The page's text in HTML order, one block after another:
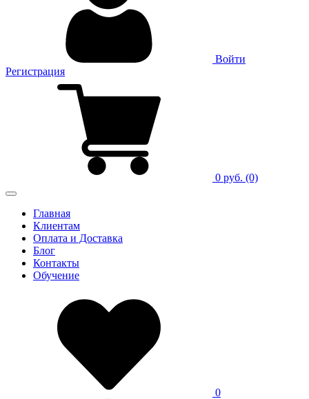
Войти
Регистрация
0 руб. (0)
Главная
Клиентам
Оплата и Доставка
Блог
Контакты
Обучение
0